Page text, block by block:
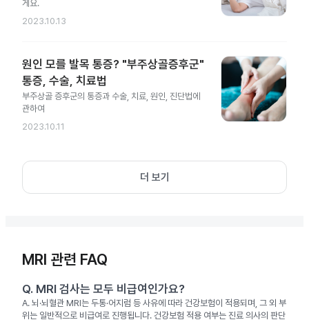
게요.
2023.10.13
원인 모를 발목 통증? "부주상골증후군"
통증, 수술, 치료법
부주상골 증후군의 통증과 수술, 치료, 원인, 진단법에
관하여
2023.10.11
더 보기
MRI 관련 FAQ
Q. MRI 검사는 모두 비급여인가요?
A. 뇌·뇌혈관 MRI는 두통·어지럼 등 사유에 따라 건강보험이 적용되며, 그 외 부
위는 일반적으로 비급여로 진행됩니다. 건강보험 적용 여부는 진료 의사의 판단